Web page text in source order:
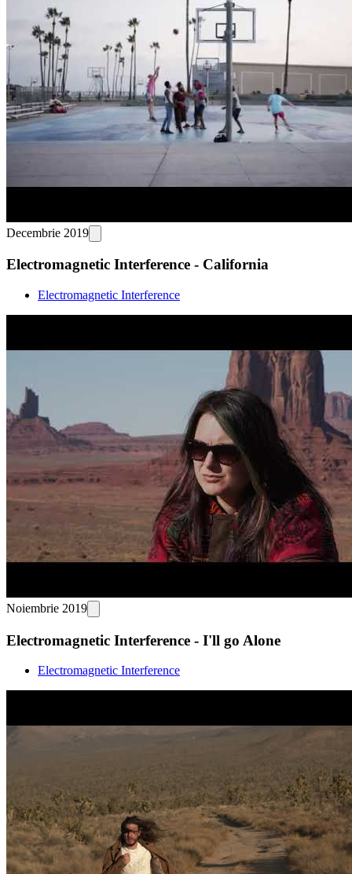
Decembrie 2019
Electromagnetic Interference - California
Electromagnetic Interference
Noiembrie 2019
Electromagnetic Interference - I'll go Alone
Electromagnetic Interference